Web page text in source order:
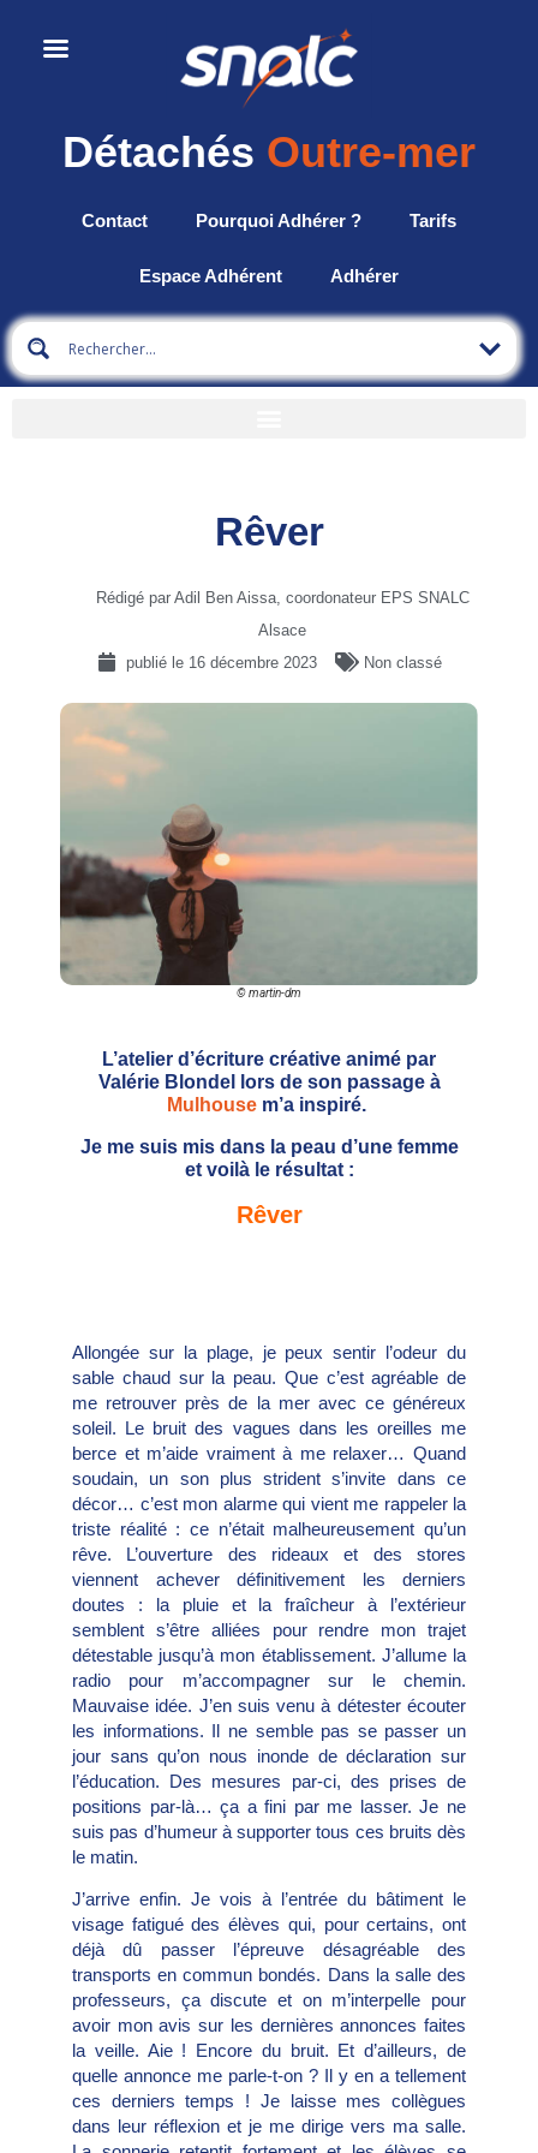
Détachés Outre-mer
Contact Pourquoi Adhérer ? Tarifs
Espace Adhérent Adhérer
Rêver
Rédigé par Adil Ben Aissa, coordonateur EPS SNALC
Alsace
publié le 16 décembre 2023 Non classé
© martin-dm
L’atelier d’écriture créative animé par
Valérie Blondel lors de son passage à
Mulhouse m’a inspiré.
Je me suis mis dans la peau d’une femme
et voilà le résultat :
Rêver
Allongée sur la plage, je peux sentir l’odeur du
sable chaud sur la peau. Que c’est agréable de
me retrouver près de la mer avec ce généreux
soleil. Le bruit des vagues dans les oreilles me
berce et m’aide vraiment à me relaxer… Quand
soudain, un son plus strident s’invite dans ce
décor… c’est mon alarme qui vient me rappeler la
triste réalité : ce n’était malheureusement qu’un
rêve. L’ouverture des rideaux et des stores
viennent achever définitivement les derniers
doutes : la pluie et la fraîcheur à l’extérieur
semblent s’être alliées pour rendre mon trajet
détestable jusqu’à mon établissement. J’allume la
radio pour m’accompagner sur le chemin.
Mauvaise idée. J’en suis venu à détester écouter
les informations. Il ne semble pas se passer un
jour sans qu’on nous inonde de déclaration sur
l’éducation. Des mesures par-ci, des prises de
positions par-là… ça a fini par me lasser. Je ne
suis pas d’humeur à supporter tous ces bruits dès
le matin.
J’arrive enfin. Je vois à l’entrée du bâtiment le
visage fatigué des élèves qui, pour certains, ont
déjà dû passer l’épreuve désagréable des
transports en commun bondés. Dans la salle des
professeurs, ça discute et on m’interpelle pour
avoir mon avis sur les dernières annonces faites
la veille. Aie ! Encore du bruit. Et d’ailleurs, de
quelle annonce me parle-t-on ? Il y en a tellement
ces derniers temps ! Je laisse mes collègues
dans leur réflexion et je me dirige vers ma salle.